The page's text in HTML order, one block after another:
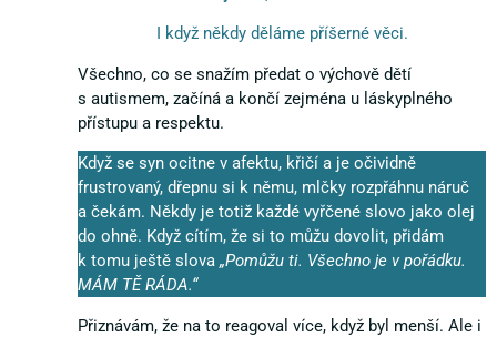
I když někdy děláme příšerné věci.
Všechno, co se snažím předat o výchově dětí
s autismem, začíná a končí zejména u láskyplného
přístupu a respektu.
Když se syn ocitne v afektu, křičí a je očividně
frustrovaný, dřepnu si k němu, mlčky rozpřáhnu náruč
a čekám. Někdy je totiž každé vyřčené slovo jako olej
do ohně. Když cítím, že si to můžu dovolit, přidám
k tomu ještě slova „Pomůžu ti. Všechno je v pořádku.
MÁM TĚ RÁDA.“
Přiznávám, že na to reagoval více, když byl menší. Ale i